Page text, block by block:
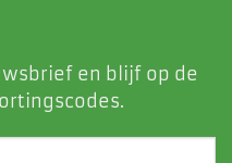
en blijf op de